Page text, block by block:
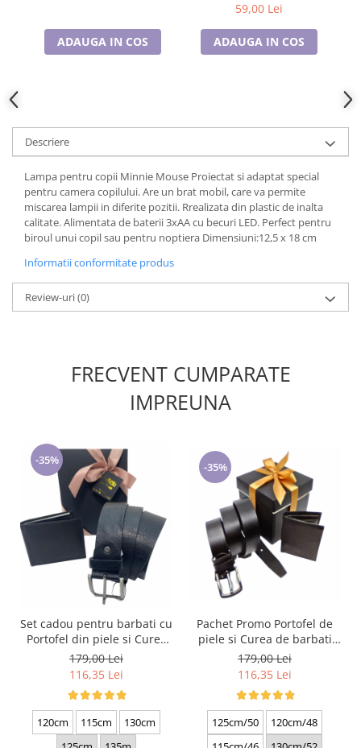
Cadouri pentru Sfânta Maria
MartisoareADAUGA IN COS
59,00 Lei
ADAUGA IN COS
Descriere
Lampa pentru copii Minnie Mouse Proiectat si adaptat special
pentru camera copilului. Are un brat mobil, care va permite
miscarea lampii in diferite pozitii. Rrealizata din plastic de inalta
calitate. Alimentata de baterii 3xAA cu becuri LED. Perfect pentru
biroul unui copil sau pentru noptiera Dimensiuni:12,5 x 18 cm
Informatii conformitate produs
Review-uri(0)
FRECVENT CUMPARATE
IMPREUNA
-35%
Set cadou pentru barbati cu
Portofel din piele si Curea
de barbati, negru 2210-4
179,00 Lei
116,35 Lei
120cm 115cm
130cm
-35%
Pachet Promo Portofel de
piele si Curea de barbati
neagra C130N-1881.4
179,00 Lei
116,35 Lei
125cm/50
120cm/48